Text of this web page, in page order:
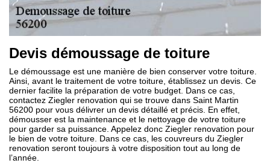
Devis démoussage de toiture
Le démoussage est une manière de bien conserver votre toiture.
Ainsi, avant le traitement de votre toiture, établissez un devis. Ce
dernier facilite la préparation de votre budget. Dans ce cas,
contactez Ziegler renovation qui se trouve dans Saint Martin
56200 pour vous délivrer un devis détaillé et précis. En effet,
démousser est la maintenance et le nettoyage de votre toiture
pour garder sa puissance. Appelez donc Ziegler renovation pour
le bien de votre toiture. Dans ce cas, les couvreurs du Ziegler
renovation seront toujours à votre disposition tout au long de
l’année.